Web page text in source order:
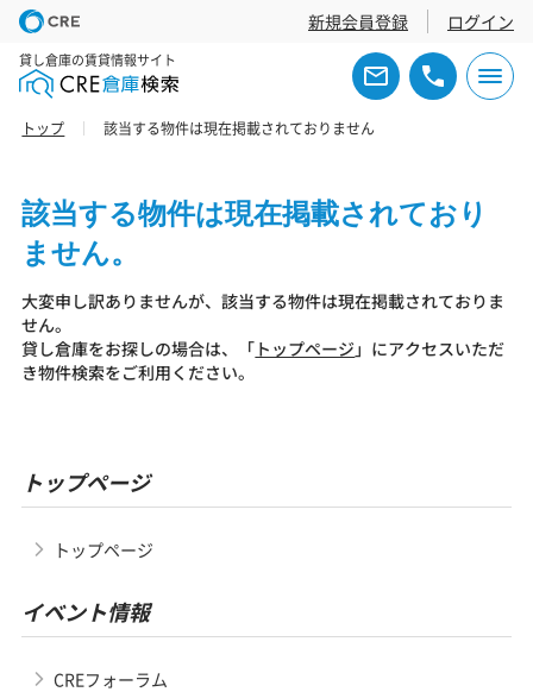
新規会員登録 ログイン
貸し倉庫の賃貸情報サイト
トップ 該当する物件は現在掲載されておりません
該当する物件は現在掲載されており
ません。
大変申し訳ありませんが、該当する物件は現在掲載されておりま
せん。
貸し倉庫をお探しの場合は、「 トップページ 」にアクセスいただ
き物件検索をご利用ください。
トップページ
トップページ
イベント情報
CREフォーラム